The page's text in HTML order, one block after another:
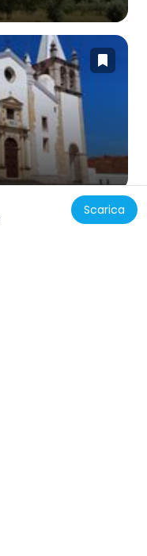
Scarica